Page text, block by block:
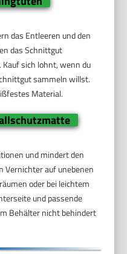
das Entleeren und den
das Schnittgut
sich lohnt, wenn du
sammeln willst.
Material.
und mindert den
Vernichter auf unebenen
oder bei leichtem
und passende
Behälter nicht behindert